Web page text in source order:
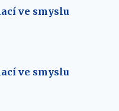
ve smyslu
ve smyslu